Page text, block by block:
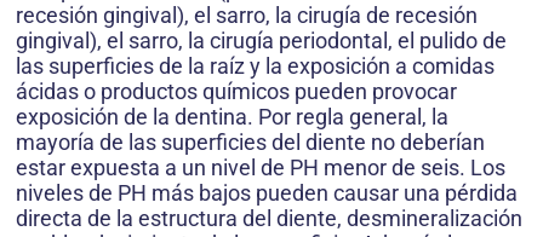
recesión gingival), el sarro, la cirugía de recesión
gingival), el sarro, la cirugía periodontal, el pulido de
las superficies de la raíz y la exposición a comidas
ácidas o productos químicos pueden provocar
exposición de la dentina. Por regla general, la
mayoría de las superficies del diente no deberían
estar expuesta a un nivel de PH menor de seis. Los
niveles de PH más bajos pueden causar una pérdida
directa de la estructura del diente, desmineralización